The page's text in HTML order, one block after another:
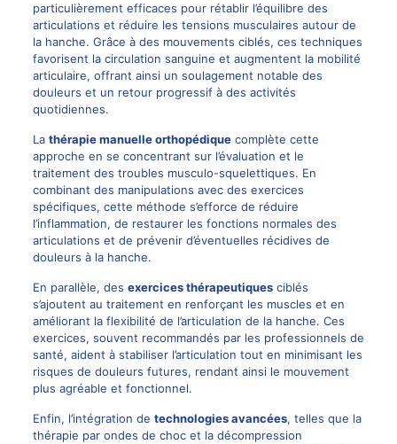
particulièrement efficaces pour rétablir l’équilibre des
articulations et réduire les tensions musculaires autour de
la hanche. Grâce à des mouvements ciblés, ces techniques
favorisent la circulation sanguine et augmentent la mobilité
articulaire, offrant ainsi un soulagement notable des
douleurs et un retour progressif à des activités
quotidiennes.
La thérapie manuelle orthopédiquecomplète cette
approche en se concentrant sur l’évaluation et le
traitement des troubles musculo-squelettiques. En
combinant des manipulations avec des exercices
spécifiques, cette méthode s’efforce de réduire
l’inflammation, de restaurer les fonctions normales des
articulations et de prévenir d’éventuelles récidives de
douleurs à la hanche.
En parallèle, des exercices thérapeutiquesciblés
s’ajoutent au traitement en renforçant les muscles et en
améliorant la flexibilité de l’articulation de la hanche. Ces
exercices, souvent recommandés par les professionnels de
santé, aident à stabiliser l’articulation tout en minimisant les
risques de douleurs futures, rendant ainsi le mouvement
plus agréable et fonctionnel.
Enfin, l’intégration de technologies avancées, telles que la
thérapie par ondes de choc et la décompression